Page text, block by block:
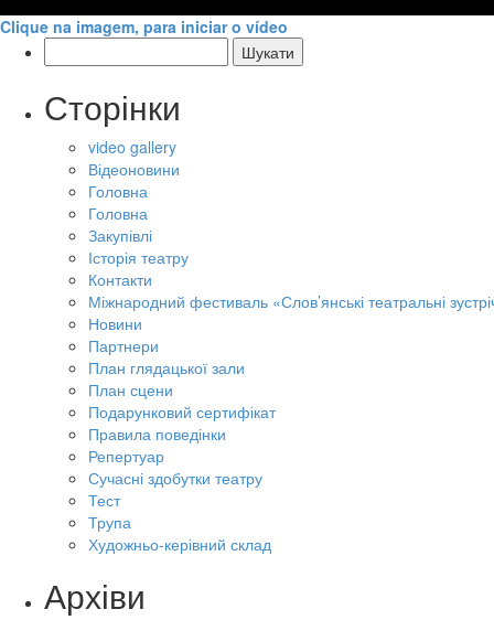
Clique na imagem, para iniciar o vídeo
Сторінки
video gallery
Відеоновини
Головна
Головна
Закупівлі
Історія театру
Контакти
Міжнародний фестиваль «Слов’янські театральні
Новини
Партнери
План глядацької зали
План сцени
Подарунковий сертифікат
Правила поведінки
Репертуар
Сучасні здобутки театру
Тест
Трупа
Художньо-керівний склад
Архіви